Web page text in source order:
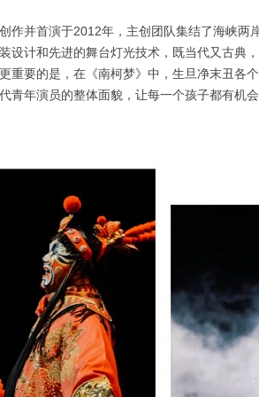
作并首演于2012年，主创团队集结了海峡两
设计和先进的舞台灯光技术，既当代又古典
重要的是，在《南柯梦》中，生旦净末丑各
青年演员的整体面貌，让每一个孩子都有机